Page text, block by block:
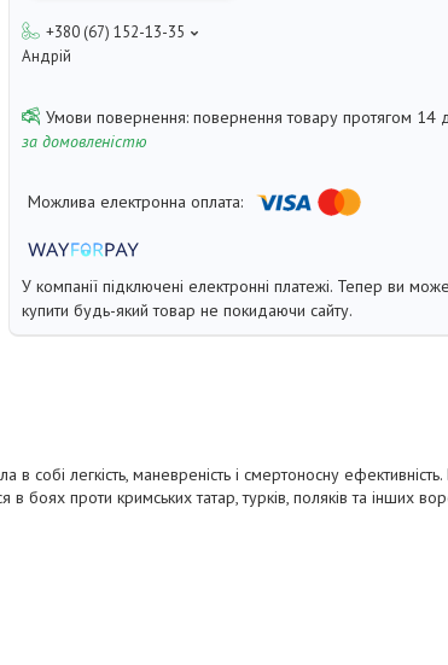
+380 (67) 152-13-35
Андрій
повернення товару протягом 14
за домовленістю
У компанії підключені електронні платежі. Тепер ви
купити будь-який товар не покидаючи сайту.
собі легкість, маневреність і смертоносну
проти кримських татар, турків, поляків та інших